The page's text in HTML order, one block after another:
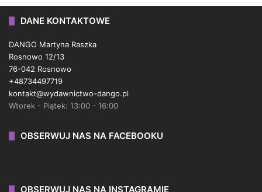
DANE KONTAKTOWE
DANGO Martyna Raszka
Rosnowo 12/13
76-042 Rosnowo
+48734497719
kontakt@wydawnictwo-dango.pl
Wtorek - Piątek: 13:00 - 16:00
OBSERWUJ NAS NA FACEBOOKU
OBSERWUJ NAS NA INSTAGRAMIE